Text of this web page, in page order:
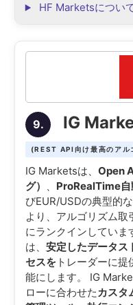
HF Marketsについ
9. IG
(REST API向け最高のアル
IG Marketsは、 Open
グ） 、 ProRealTime自
びEUR/USDの典型的
より、アルゴリズム
にランクインしてい
は、 安定したデータス
セスをトレーダーに提
能にします。 IG
ローに合わせたカスタ